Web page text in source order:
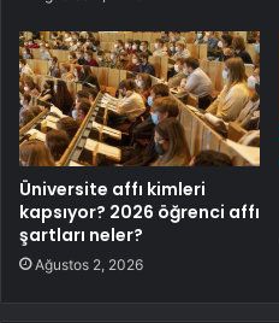
Üniversite affı kimleri
kapsıyor? 2026 öğrenci affı
şartları neler?
Ağustos 2, 2026